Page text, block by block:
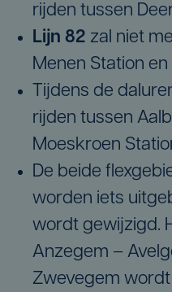
rijden tussen
Lijn 82 zal niet
Menen Station
Tijdens de
rijden tussen
Moeskroen
De beide
worden iets
wordt gewijzigd.
Anzegem –
Zwevegem